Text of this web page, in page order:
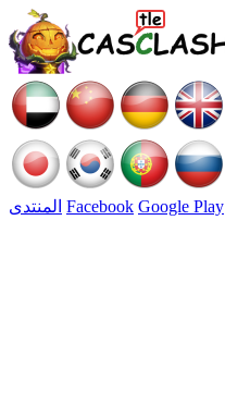
المنتدى Facebook Google Play